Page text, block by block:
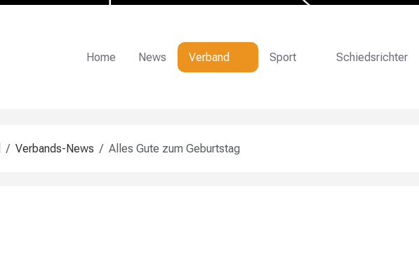
Home News Verband Sport Schiedsrichter
Verbands-News Alles Gute zum Geburtstag